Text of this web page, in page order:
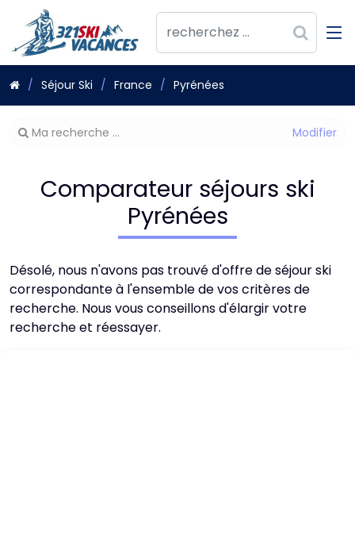
Séjour Ski France Pyrénées
Modifier
Ma recherche ...
Comparateur séjours ski
Pyrénées
Désolé, nous n'avons pas trouvé d'offre de séjour ski
correspondante à l'ensemble de vos critères de
recherche. Nous vous conseillons d'élargir votre
recherche et réessayer.